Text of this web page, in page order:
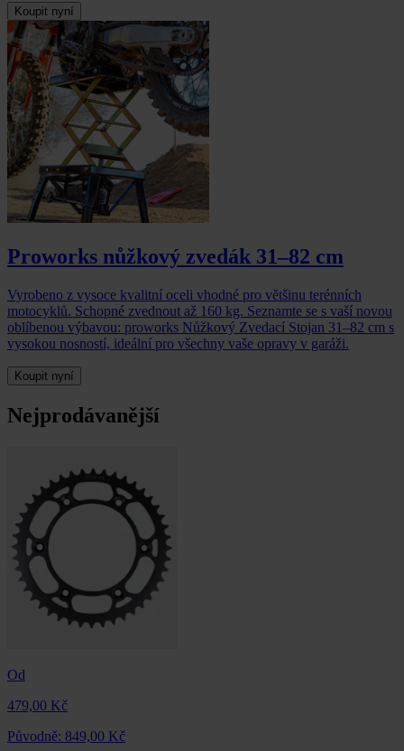
Koupit nyní
Proworks nůžkový zvedák 31–82 cm
Vyrobeno z vysoce kvalitní oceli vhodné pro většinu terénních
motocyklů. Schopné zvednout až 160 kg. Seznamte se s vaší novou
oblíbenou výbavou: proworks Nůžkový Zvedací Stojan 31–82 cm s
vysokou nosností, ideální pro všechny vaše opravy v garáži.
Koupit nyní
Nejprodávanější
Od
479,00 Kč
Původně: 849,00 Kč